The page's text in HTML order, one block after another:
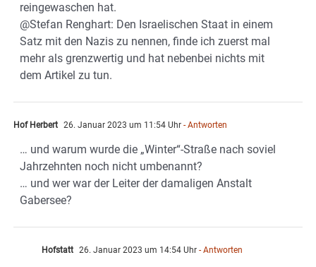
reingewaschen hat.
@Stefan Renghart: Den Israelischen Staat in einem
Satz mit den Nazis zu nennen, finde ich zuerst mal
mehr als grenzwertig und hat nebenbei nichts mit
dem Artikel zu tun.
Hof Herbert 26. Januar 2023 um 11:54 Uhr - Antworten
… und warum wurde die „Winter“-Straße nach soviel
Jahrzehnten noch nicht umbenannt?
… und wer war der Leiter der damaligen Anstalt
Gabersee?
Hofstatt 26. Januar 2023 um 14:54 Uhr - Antworten